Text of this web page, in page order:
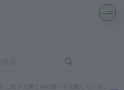
るこれが人間とAIの違いを定義している。